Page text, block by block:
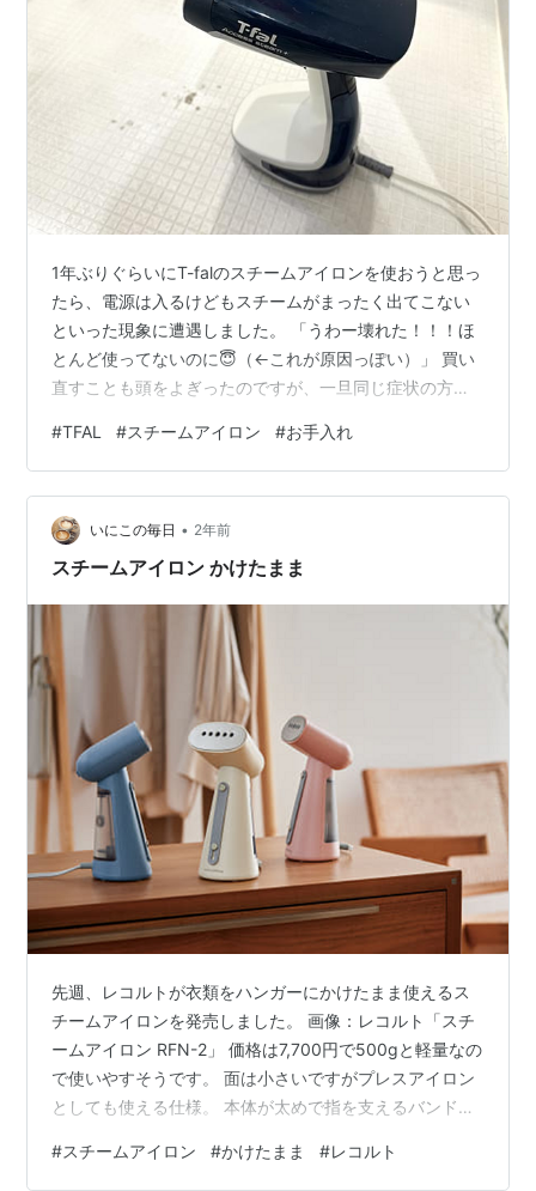
1年ぶりぐらいにT-falのスチームアイロンを使おうと思っ
たら、電源は入るけどもスチームがまったく出てこない
といった現象に遭遇しました。 「うわー壊れた！！！ほ
とんど使ってないのに😇（←これが原因っぽい）」 買い
直すことも頭をよぎったのですが、一旦同じ症状の方が
た。 bbs.kakaku.com ありました。まったく同じ症状の
ようです。私の場合、この記事を参考にすると無事にス
チームが出るようになりましたが、メーカーの修理窓口
に連絡をすることを推奨いたします。 https://www.t-
fal.co.jp/consumer-services/r…
#TFAL #スチームアイロン #お手入れ
いにこの毎日 • 2年前
スチームアイロン かけたまま
先週、レコルトが衣類をハンガーにかけたまま使えるス
チームアイロンを発売しました。 画像：レコルト「スチ
ームアイロン RFN-2」 価格は7,700円で500gと軽量なの
で使いやすそうです。 面は小さいですがプレスアイロン
としても使える仕様。 本体が太めで指を支えるバンドが
だし使いやすそう😄 【特典付き】 ハンディアイロン ス
#スチームアイロン #かけたまま #レコルト